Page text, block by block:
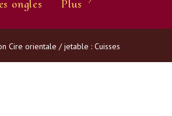
ongles Plus
Cire orientale / jetable : Cuisses